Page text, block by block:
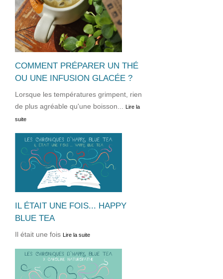
COMMENT PRÉPARER UN THÉ
OU UNE INFUSION GLACÉE ?
Lorsque les températures grimpent, rien
de plus agréable qu'une boisson...
Lire la
suite
IL ÉTAIT UNE FOIS... HAPPY
BLUE TEA
Il était une fois Lire la suite